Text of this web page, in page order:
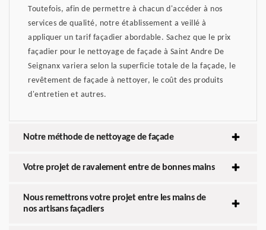
Toutefois, afin de permettre à chacun d'accéder à nos
services de qualité, notre établissement a veillé à
appliquer un tarif façadier abordable. Sachez que le prix
façadier pour le nettoyage de façade à Saint Andre De
Seignanx variera selon la superficie totale de la façade, le
revêtement de façade à nettoyer, le coût des produits
d'entretien et autres.
Notre méthode de nettoyage de façade
Votre projet de ravalement entre de bonnes mains
Nous remettrons votre projet entre les mains de
nos artisans façadiers